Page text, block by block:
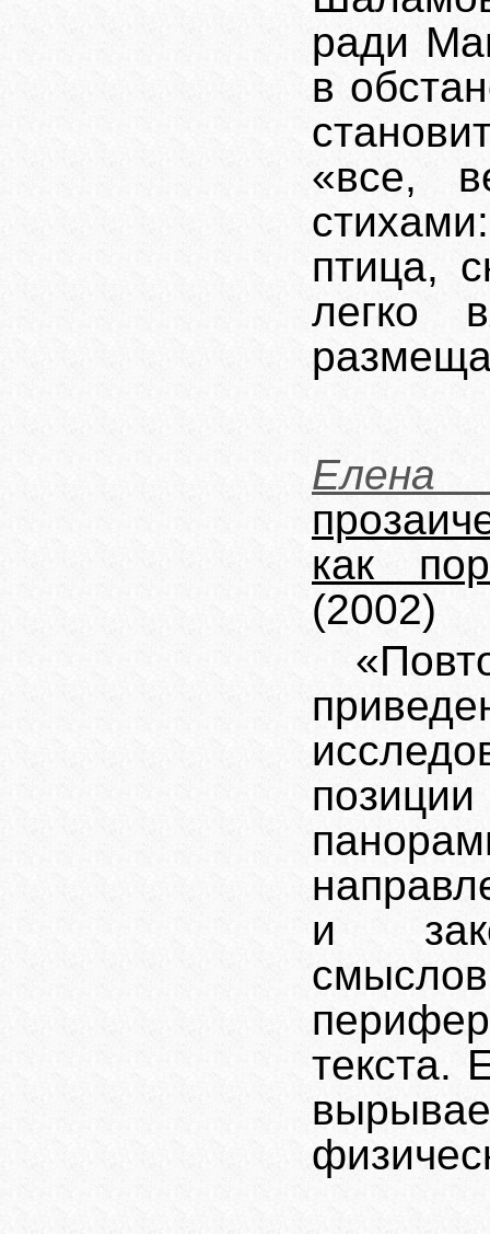
ради
в
«все,
птица,
легко
Елена
как
(2002)
и
текста.